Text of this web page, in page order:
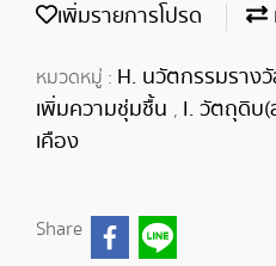
เพิ่มรายการโปรด
หมวดหมู่ : H. นวัตกรรมราง
เพิ่มความชุ่มชื้น , I. วัตถุดิบ
เคือง
Share